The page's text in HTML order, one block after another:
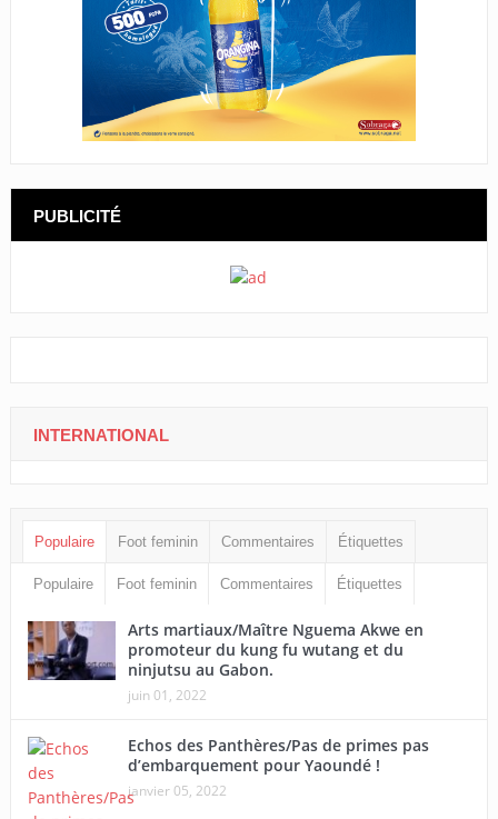
PUBLICITÉ
INTERNATIONAL
Populaire Foot feminin Commentaires Étiquettes
Populaire Foot feminin Commentaires Étiquettes
Arts martiaux/Maître Nguema Akwe en
promoteur du kung fu wutang et du
ninjutsu au Gabon.
juin 01, 2022
Echos des Panthères/Pas de primes pas
d’embarquement pour Yaoundé !
janvier 05, 2022